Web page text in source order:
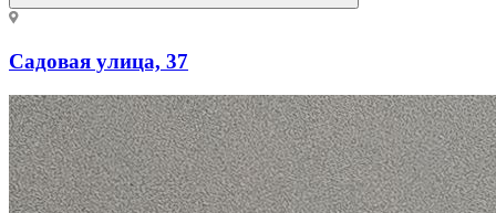
Садовая улица, 37